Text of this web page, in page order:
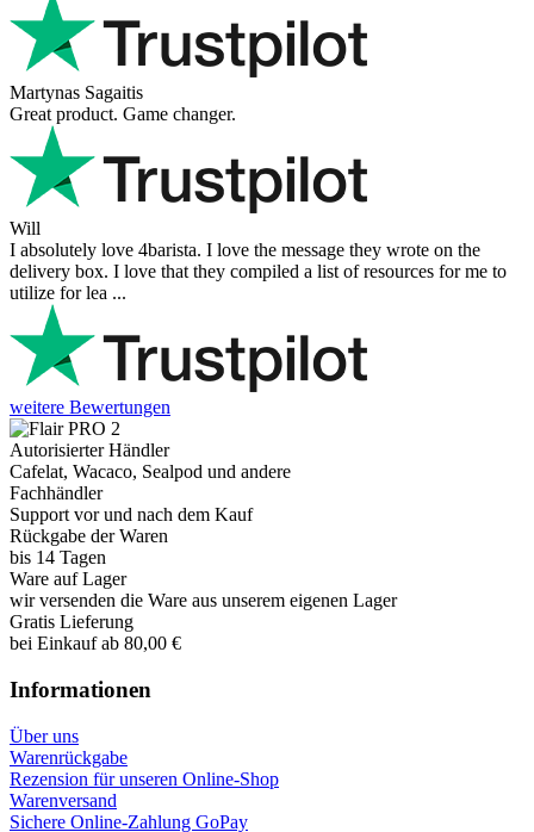
Martynas Sagaitis
Great product. Game changer.
Will
I absolutely love 4barista. I love the message they wrote on the
delivery box. I love that they compiled a list of resources for me to
utilize for lea ...
weitere Bewertungen
Autorisierter Händler
Cafelat, Wacaco, Sealpod und andere
Fachhändler
Support vor und nach dem Kauf
Rückgabe der Waren
bis 14 Tagen
Ware auf Lager
wir versenden die Ware aus unserem eigenen Lager
Gratis Lieferung
bei Einkauf ab 80,00 €
Informationen
Über uns
Warenrückgabe
Rezension für unseren Online-Shop
Warenversand
Sichere Online-Zahlung GoPay